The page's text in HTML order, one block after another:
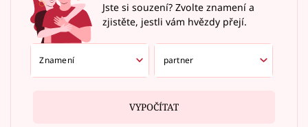
Jste si souzení? Zvolte znamení a
zjistěte, jestli vám hvězdy přejí.
VYPOČÍTAT